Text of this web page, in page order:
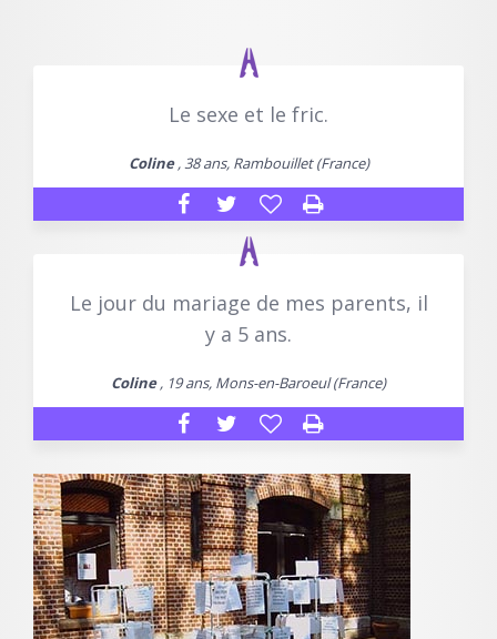
Le sexe et le fric.
Coline, 38 ans, Rambouillet (France)
Le jour du mariage de mes parents, il
y a 5 ans.
Coline, 19 ans, Mons-en-Baroeul (France)